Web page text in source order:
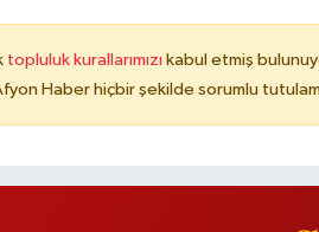
topluluk kurallarımızı kabul etmiş
Haber hiçbir şekilde sorumlu